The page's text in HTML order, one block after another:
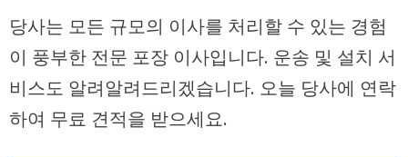
당사는 모든 규모의 이사를 처리할 수 있는 경험
이 풍부한 전문 포장 이사입니다. 운송 및 설치 서
비스도 알려알려드리겠습니다. 오늘 당사에 연락
하여 무료 견적을 받으세요.